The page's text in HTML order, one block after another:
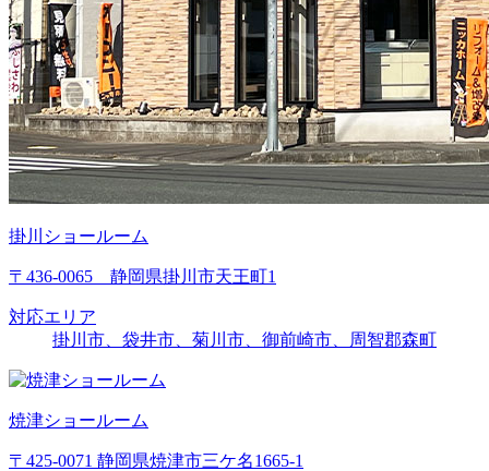
掛川ショールーム
〒436-0065 静岡県掛川市天王町1
対応エリア
掛川市、袋井市、菊川市、御前崎市、周智郡森町
焼津ショールーム
〒425-0071 静岡県焼津市三ケ名1665-1